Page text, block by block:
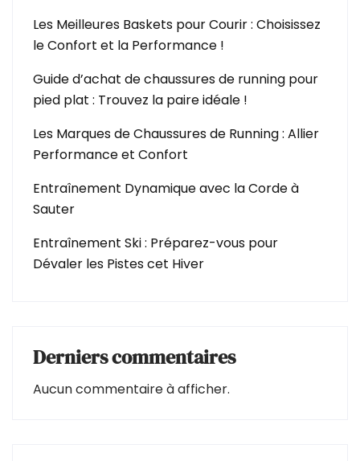
Les Meilleures Baskets pour Courir : Choisissez
le Confort et la Performance !
Guide d’achat de chaussures de running pour
pied plat : Trouvez la paire idéale !
Les Marques de Chaussures de Running : Allier
Performance et Confort
Entraînement Dynamique avec la Corde à
Sauter
Entraînement Ski : Préparez-vous pour
Dévaler les Pistes cet Hiver
Derniers commentaires
Aucun commentaire à afficher.